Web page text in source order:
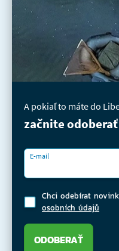
A pokiaľ to máte do
začnite
E-mail
Chci odebírat
osobních údajů
ODOBERAŤ